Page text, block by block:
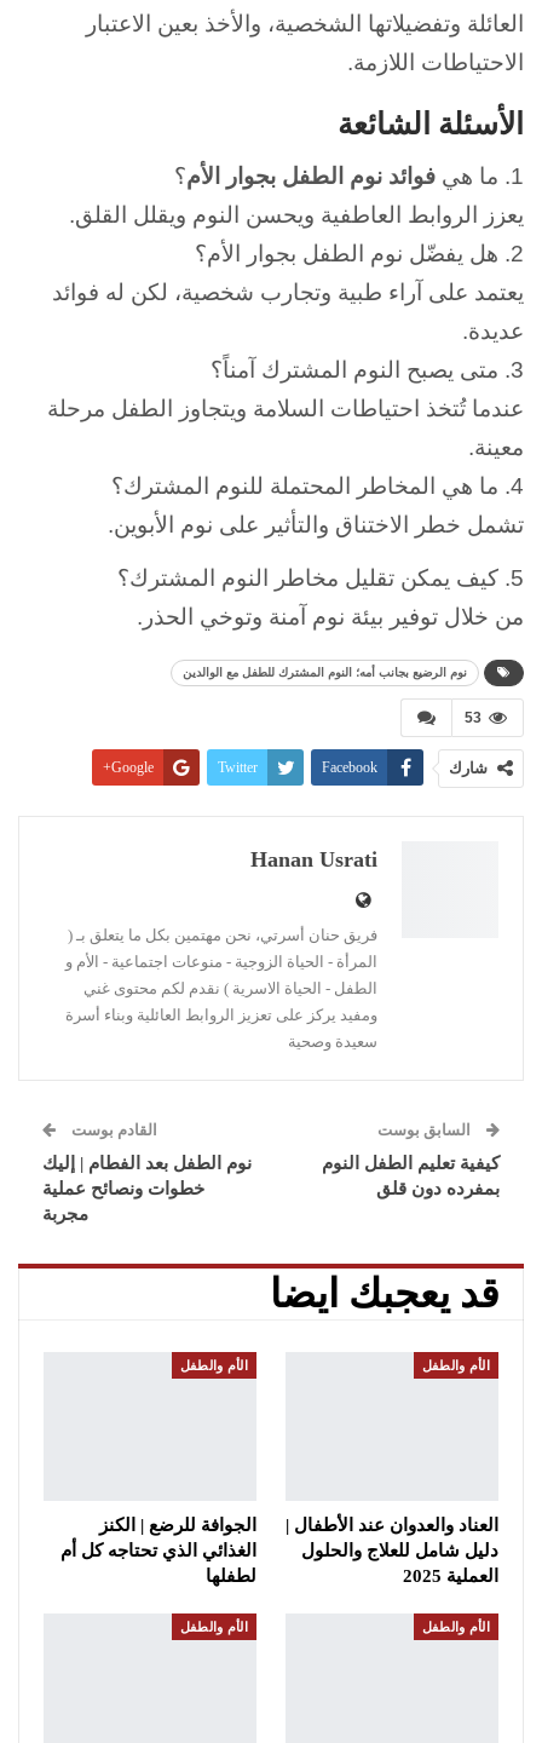
العائلة وتفضيلاتها الشخصية، والأخذ بعين الاعتبار
الاحتياطات اللازمة.
الأسئلة الشائعة
1. ما هي فوائد نوم الطفل بجوار الأم؟
يعزز الروابط العاطفية ويحسن النوم ويقلل القلق.
2. هل يفضّل نوم الطفل بجوار الأم؟
يعتمد على آراء طبية وتجارب شخصية، لكن له فوائد
عديدة.
3. متى يصبح النوم المشترك آمناً؟
عندما تُتخذ احتياطات السلامة ويتجاوز الطفل مرحلة
معينة.
4. ما هي المخاطر المحتملة للنوم المشترك؟
تشمل خطر الاختناق والتأثير على نوم الأبوين.
5. كيف يمكن تقليل مخاطر النوم المشترك؟
من خلال توفير بيئة نوم آمنة وتوخي الحذر.
نوم الرضيع بجانب أمه؛ النوم المشترك للطفل مع الوالدين
53
شارك Facebook
Twitter
Google+
Linkedin
Hanan Usrati
فريق حنان أسرتي، نحن مهتمين بكل ما يتعلق بـ (
المرأة - الحياة الزوجية - منوعات اجتماعية - الأم و
الطفل - الحياة الاسرية ) نقدم لكم محتوى غني
ومفيد يركز على تعزيز الروابط العائلية وبناء أسرة
سعيدة وصحية
السابق بوست
كيفية تعليم الطفل النوم
بمفرده دون قلق
القادم بوست
نوم الطفل بعد الفطام | إليك
خطوات ونصائح عملية
مجربة
قد يعجبك ايضا
الأم والطفل
العناد والعدوان عند الأطفال |
دليل شامل للعلاج والحلول
العملية 2025
الأم والطفل
الجوافة للرضع | الكنز
الغذائي الذي تحتاجه كل أم
لطفلها
الأم والطفل الأم والطفل